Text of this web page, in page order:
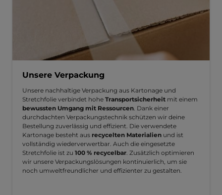
Unsere Verpackung
Unsere nachhaltige Verpackung aus Kartonage und
Stretchfolie verbindet hohe Transportsicherheit mit einem
bewussten Umgang mit Ressourcen. Dank einer
durchdachten Verpackungstechnik schützen wir deine
Bestellung zuverlässig und effizient. Die verwendete
Kartonage besteht aus recycelten Materialien und ist
vollständig wiederverwertbar. Auch die eingesetzte
Stretchfolie ist zu 100 % recycelbar. Zusätzlich optimieren
wir unsere Verpackungslösungen kontinuierlich, um sie
noch umweltfreundlicher und effizienter zu gestalten.